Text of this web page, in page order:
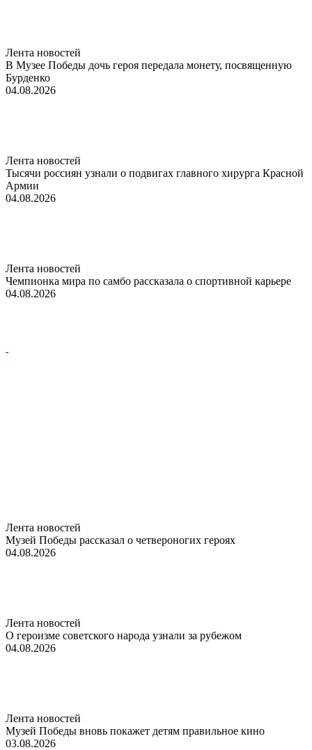
Лента новостей
В Музее Победы дочь героя передала монету, посвященную
Бурденко
04.08.2026
Лента новостей
Тысячи россиян узнали о подвигах главного хирурга Красной
Армии
04.08.2026
Лента новостей
Чемпионка мира по самбо рассказала о спортивной карьере
04.08.2026
Лента новостей
Музей Победы рассказал о четвероногих героях
04.08.2026
Лента новостей
О героизме советского народа узнали за рубежом
04.08.2026
Лента новостей
Музей Победы вновь покажет детям правильное кино
03.08.2026